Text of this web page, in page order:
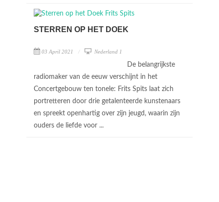
STERREN OP HET DOEK
03 April 2021 Nederland 1
De belangrijkste
radiomaker van de eeuw verschijnt in het
Concertgebouw ten tonele: Frits Spits laat zich
portretteren door drie getalenteerde kunstenaars
en spreekt openhartig over zijn jeugd, waarin zijn
ouders de liefde voor ...